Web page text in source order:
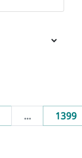
... 1399